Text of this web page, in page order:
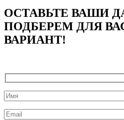
ОСТАВЬТЕ ВАШИ
ПОДБЕРЕМ ДЛЯ
ВАРИАНТ!